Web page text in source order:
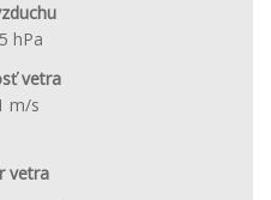
hPa
vetra
m/s
vetra